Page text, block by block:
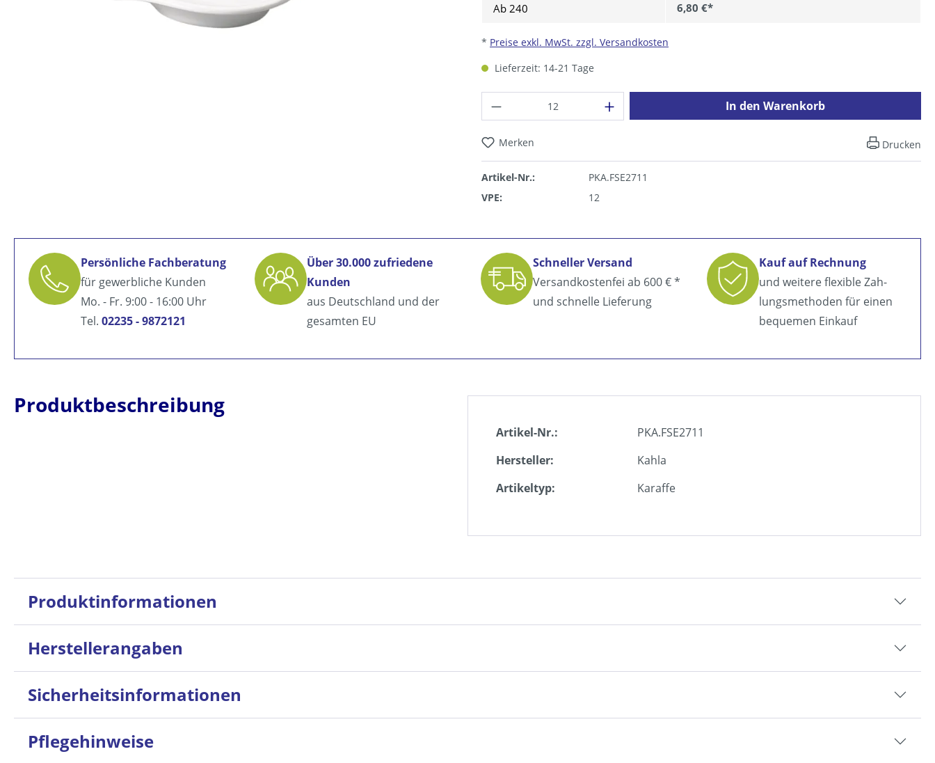
Ab 240 6,80 €*
* Preise exkl. MwSt. zzgl. Versandkosten
Lieferzeit: 14-21 Tage
Produkt Anzahl: Gib den gewünschten Wert ein oder
In den Warenkorb
Merken Drucken
Artikel-Nr.:
PKA.FSE2711
VPE:
12
Persönliche Fachberatung
für gewerbliche Kunden
Mo. - Fr. 9:00 - 16:00 Uhr
Tel. 02235 - 9872121
Über 30.000 zufriedene
Kunden
aus Deutschland und der
gesamten EU
Schneller Versand
Versandkostenfei ab 600 € *
und schnelle Lieferung
Kauf auf Rechnung
und weitere flexible Zah­
lungsmethoden für einen
bequemen Einkauf
Produktbeschreibung
Artikel-Nr.:
PKA.FSE2711
Hersteller:
Kahla
Artikeltyp:
Karaffe
Produktinformationen
Herstellerangaben
Sicherheitsinformationen
Pflegehinweise